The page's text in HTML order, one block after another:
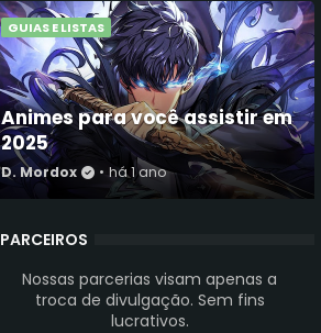
GUIAS E LISTAS
Animes para você assistir em
2025
D. Mordox • há 1 ano
PARCEIROS
Nossas parcerias visam apenas a
troca de divulgação. Sem fins
lucrativos.